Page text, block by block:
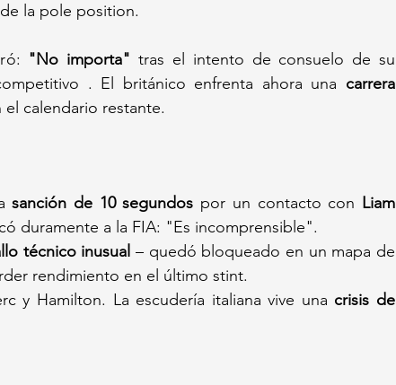
la pole position.
"No importa" tras el intento de consuelo de su
. El británico enfrenta ahora una carrera
calendario restante.
sanción de 10 segundos por un contacto con Liam
duramente a la FIA: "Es incomprensible".
técnico inusual – quedó bloqueado en un mapa de
rendimiento en el último stint.
y Hamilton. La escudería italiana vive una crisis de